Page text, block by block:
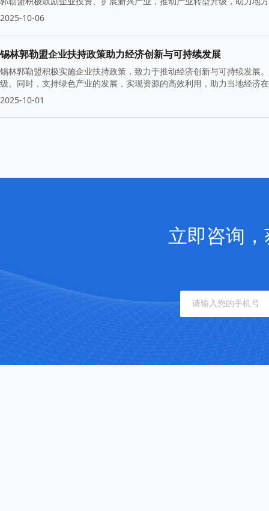
2025-10-06
锡林郭勒盟企业扶持政策助力经济创新与可持续发展
锡林郭勒盟积极实施企业扶持政策，致力于推动经济创新与可持续发展
级。同时，支持绿色产业的发展，实现资源的高效利用，助力当地经济
2025-10-01
立即咨询